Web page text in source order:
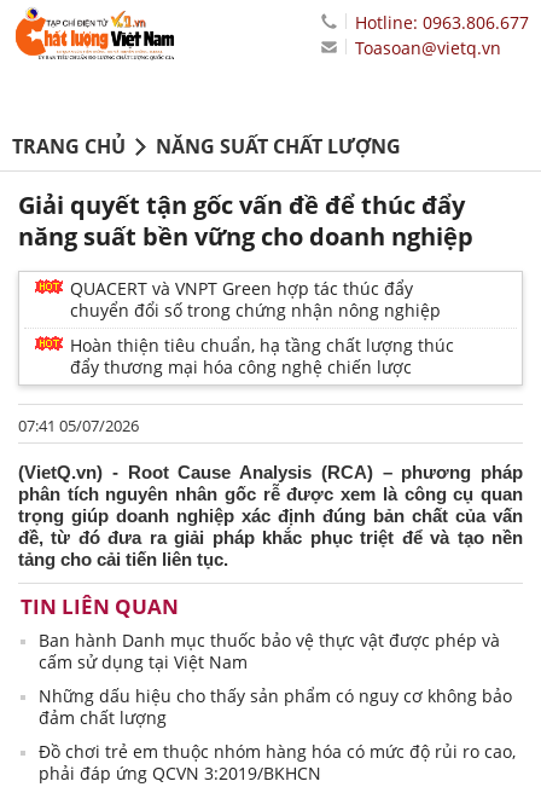
Hotline: 0963.806.677
Toasoan@vietq.vn
TRANG CHỦ NĂNG SUẤT CHẤT LƯỢNG
Giải quyết tận gốc vấn đề để thúc đẩy
năng suất bền vững cho doanh nghiệp
QUACERT và VNPT Green hợp tác thúc đẩy
chuyển đổi số trong chứng nhận nông nghiệp
Hoàn thiện tiêu chuẩn, hạ tầng chất lượng thúc
đẩy thương mại hóa công nghệ chiến lược
07:41 05/07/2026
(VietQ.vn) - Root Cause Analysis (RCA) – phương pháp
phân tích nguyên nhân gốc rễ được xem là công cụ quan
trọng giúp doanh nghiệp xác định đúng bản chất của vấn
đề, từ đó đưa ra giải pháp khắc phục triệt để và tạo nền
tảng cho cải tiến liên tục.
TIN LIÊN QUAN
Ban hành Danh mục thuốc bảo vệ thực vật được phép và
cấm sử dụng tại Việt Nam
Những dấu hiệu cho thấy sản phẩm có nguy cơ không bảo
đảm chất lượng
Đồ chơi trẻ em thuộc nhóm hàng hóa có mức độ rủi ro cao,
phải đáp ứng QCVN 3:2019/BKHCN